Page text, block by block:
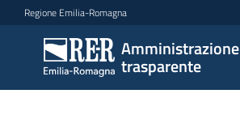
Vai al contenuto
Vai alla navigazione
Vai al footer
Regione Emilia-Romagna
Amministrazione
trasparente
Amministrazione
trasparente